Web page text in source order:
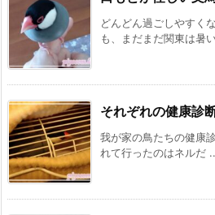
どんどん過ごしやすく
も、まだまだ関東は暑
それぞれの健康診
我が家の鳥たちの健康
れて行ったのはネルだ